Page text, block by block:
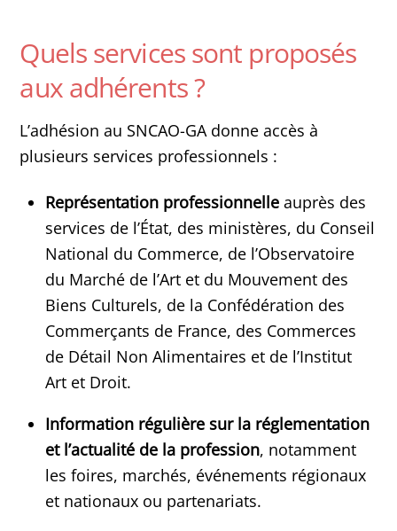
Quels services sont proposés
aux adhérents ?
L’adhésion au SNCAO-GA donne accès à
plusieurs services professionnels :
Représentation professionnelle auprès des
services de l’État, des ministères, du Conseil
National du Commerce, de l’Observatoire
du Marché de l’Art et du Mouvement des
Biens Culturels, de la Confédération des
Commerçants de France, des Commerces
de Détail Non Alimentaires et de l’Institut
Art et Droit.
Information régulière sur la réglementation
et l’actualité de la profession, notamment
les foires, marchés, événements régionaux
et nationaux ou partenariats.